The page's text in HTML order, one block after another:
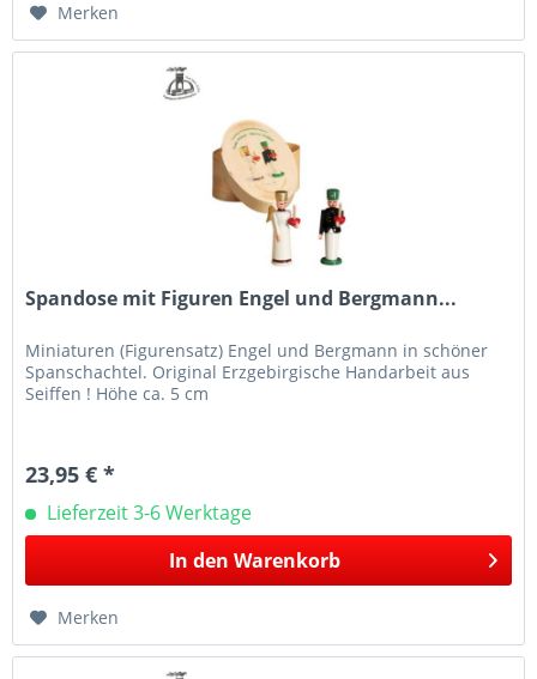
Merken
Spandose mit Figuren Engel und Bergmann...
Miniaturen (Figurensatz) Engel und Bergmann in schöner
Spanschachtel. Original Erzgebirgische Handarbeit aus
Seiffen ! Höhe ca. 5 cm
23,95 € *
Lieferzeit 3-6 Werktage
In den Warenkorb
Merken